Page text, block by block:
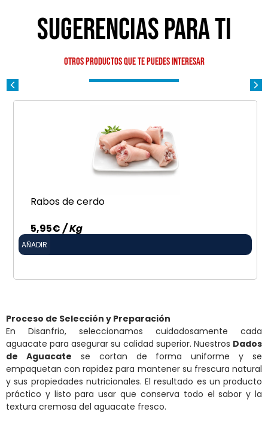
Sugerencias para ti
Otros productos que te puedes interesar
Rabos de cerdo
5,95€/ Kg
AÑADIR
Proceso de Selección y Preparación
En Disanfrio, seleccionamos cuidadosamente cada
aguacate para asegurar su calidad superior. Nuestros Dados
de Aguacate se cortan de forma uniforme y se
empaquetan con rapidez para mantener su frescura natural
y sus propiedades nutricionales. El resultado es un producto
práctico y listo para usar que conserva todo el sabor y la
textura cremosa del aguacate fresco.